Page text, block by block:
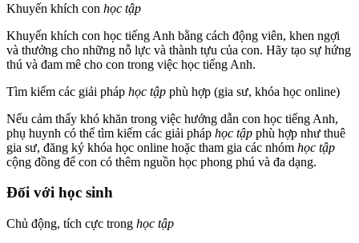
Khuyến khích con học tập
Khuyến khích con học tiếng Anh bằng cách động viên, khen ngợi
và thưởng cho những nỗ lực và thành tựu của con. Hãy tạo sự hứng
thú và đam mê cho con trong việc học tiếng Anh.
Tìm kiếm các giải pháp học tập phù hợp (gia sư, khóa học online)
Nếu cảm thấy khó khăn trong việc hướng dẫn con học tiếng Anh,
phụ huynh có thể tìm kiếm các giải pháp học tập phù hợp như thuê
gia sư, đăng ký khóa học online hoặc tham gia các nhóm học tập
cộng đồng để con có thêm nguồn học phong phú và đa dạng.
Đối với học sinh
Chủ động, tích cực trong học tập